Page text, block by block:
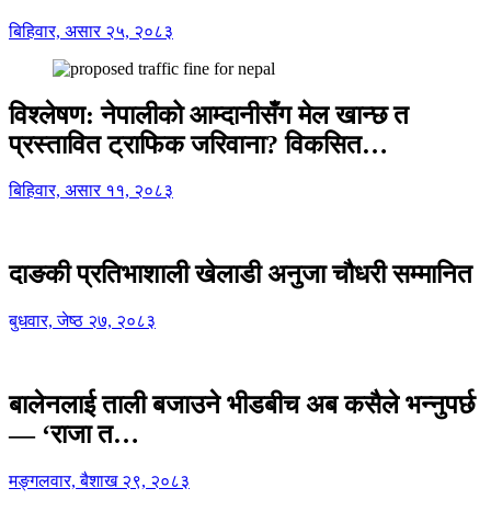
बिहिवार, असार २५, २०८३
विश्लेषण: नेपालीको आम्दानीसँग मेल खान्छ त
प्रस्तावित ट्राफिक जरिवाना? विकसित…
बिहिवार, असार ११, २०८३
दाङकी प्रतिभाशाली खेलाडी अनुजा चौधरी सम्मानित
बुधवार, जेष्ठ २७, २०८३
बालेनलाई ताली बजाउने भीडबीच अब कसैले भन्नुपर्छ
— ‘राजा त…
मङ्गलवार, बैशाख २९, २०८३